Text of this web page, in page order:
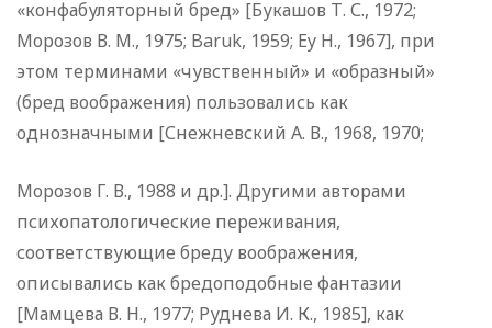
«конфабуляторный бред» [Букашов Т. С., 1972;
Морозов В. М., 1975; Baruk, 1959; Ey H., 1967], при
этом терминами «чувственный» и «образный»
(бред воображения) пользовались как
однозначными [Снежневский А. В., 1968, 1970;
Морозов Г. В., 1988 и др.]. Другими авторами
психопатологические переживания,
соответствующие бреду воображения,
описывались как бредоподобные фантазии
[Мамцева В. Н., 1977; Руднева И. К., 1985], как